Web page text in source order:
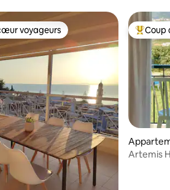
voyageurs les plus appréciés
voyageurs Coups
Coup
Artemis